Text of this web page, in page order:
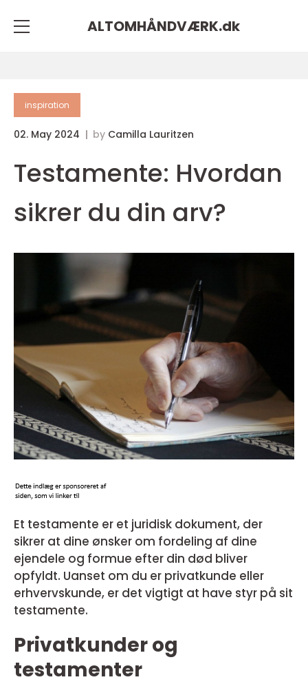
ALTOMHÅNDVÆRK.dk
inspiration
02. May 2024 by Camilla Lauritzen
Testamente: Hvordan
sikrer du din arv?
Et testamente er et juridisk dokument, der
sikrer at dine ønsker om fordeling af dine
ejendele og formue efter din død bliver
opfyldt. Uanset om du er privatkunde eller
erhvervskunde, er det vigtigt at have styr på sit
testamente.
Privatkunder og
testamenter